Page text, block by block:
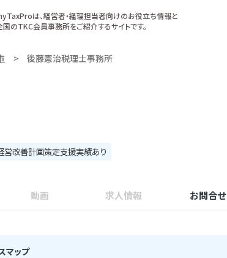
は、経営者・経理担当者向けのお役立ち情報と
国のTKC会員事務所をご紹介するサイトです。
後藤憲治税理士事務所
営改善計画策定支援実績あり
動画 求人情報 お問合せ
マップ